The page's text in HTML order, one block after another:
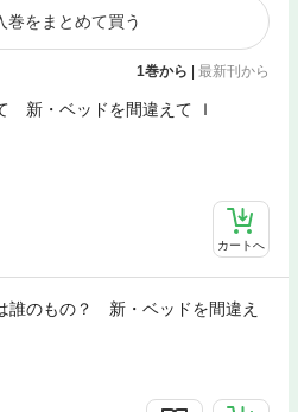
巻をまとめて買う
1巻から 最新刊から
新・ベッドを間違えて Ｉ
カートへ
誰のもの？ 新・ベッドを間違え